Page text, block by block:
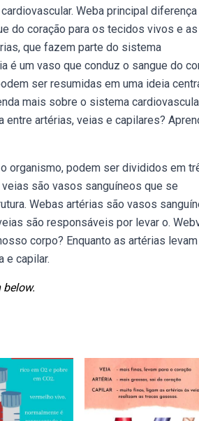
Weba principal
do coração para os tecidos vivos e
que fazem parte do sistema
é um vaso que conduz o sangue do
ser resumidas em uma ideia
mais sobre o sistema
artérias, veias e capilares?
organismo, podem ser divididos em
são vasos sanguíneos que se
Webas artérias são vasos
são responsáveis por levar o.
corpo? Enquanto as artérias levam
e capilar.